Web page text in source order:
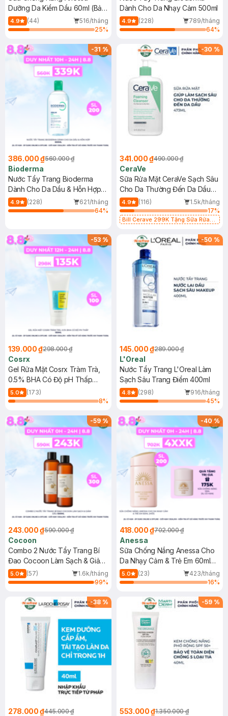
Dưỡng Da Kiềm Dầu 60ml (Bản
Mới)
4.9 (44)
516/tháng
25%
Dành Cho Da Nhạy Cảm 500ml
4.9 (228)
789/tháng
64%
-31%
386.000 ₫560.000 ₫
Bioderma
Nước Tẩy Trang Bioderma
Dành Cho Da Dầu & Hỗn Hợp
500ml
4.9 (228)
621/tháng
64%
-30 %
341.000 ₫490.000 ₫
CeraVe
Sữa Rửa Mặt CeraVe Sạch Sâu
Cho Da Thường Đến Da Dầu
473ml
4.9 (116)
1.5k/tháng
17%
Bill Cerave 299K Tặng Sữa Rửa
-53%
139.000 ₫298.000 ₫
Cosrx
Gel Rửa Mặt Cosrx Tràm Trà,
0.5% BHA Có Độ pH Thấp
150ml
5.0
(173)
8%
-50 %
145.000 ₫289.000 ₫
L'Oreal
Nước Tẩy Trang L'Oreal Làm
Sạch Sâu Trang Điểm 400ml
4.8 (298)
916/tháng
45%
-59%
243.000 ₫590.000 ₫
Cocoon
Combo 2 Nước Tẩy Trang Bí
Đao Cocoon Làm Sạch & Giảm
Dầu 500ml
5.0 (57)
1.6k/tháng
99%
-40%
418.000 ₫702.000 ₫
Anessa
Sữa Chống Nắng Anessa Cho
Da Nhạy Cảm & Trẻ Em 60ml
(Mới)
5.0 (23)
423/tháng
16%
-38 %
278.000 ₫445.000 ₫
-59 %
553.000 ₫1.350.000 ₫